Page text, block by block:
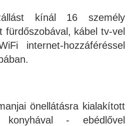
kínál 16 személy
fürdőszobával, kábel tv-vel
internet-hozzáféréssel
önellátásra kialakított
- ebédlővel